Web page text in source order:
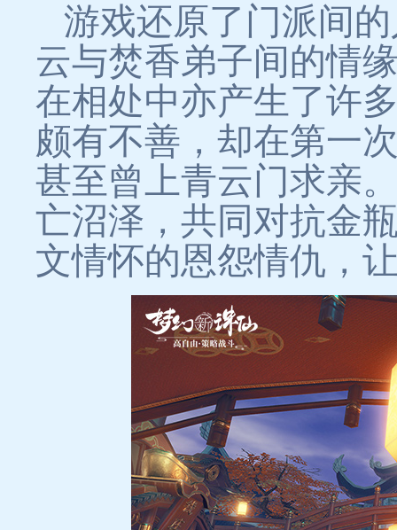
游戏还原了门派间
云与焚香弟子间的情
在相处中亦产生了许
颇有不善，却在第一
甚至曾上青云门求亲
亡沼泽，共同对抗金
文情怀的恩怨情仇，